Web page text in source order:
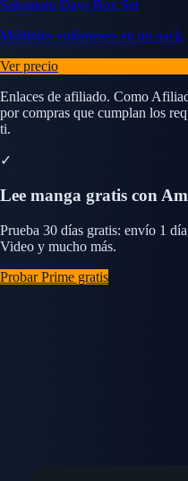
Sakamoto Days Box Set
Múltiples volúmenes en un pack
Ver precio
Enlaces de afiliado. Como
por compras que cumplan los
ti.
✓
Lee manga gratis con
Prueba 30 días gratis: envío 1
Video y mucho más.
Probar Prime gratis